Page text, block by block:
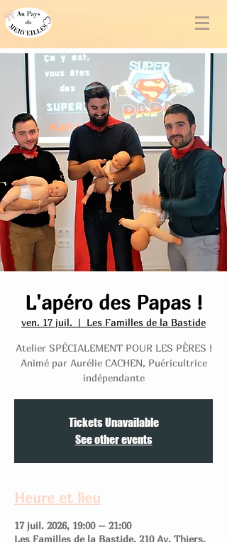
L'apéro des Papas !
ven. 17 juil.
  |
Les Familles de la Bastide
Atelier SPÉCIALEMENT POUR LES PÈRES !
Animé par Aurélie CACHEN, Puéricultrice
indépendante
Tickets Unavailable
See other events
Heure et lieu
17 juil. 2026, 19:00 – 21:00
Les Familles de la Bastide, 210 Av. Thiers,